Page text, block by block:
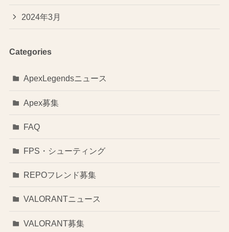
2024年3月
Categories
ApexLegendsニュース
Apex募集
FAQ
FPS・シューティング
REPOフレンド募集
VALORANTニュース
VALORANT募集